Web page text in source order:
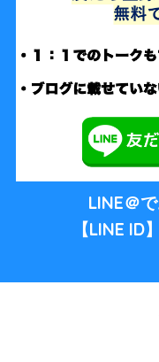
LINE＠
【LINE